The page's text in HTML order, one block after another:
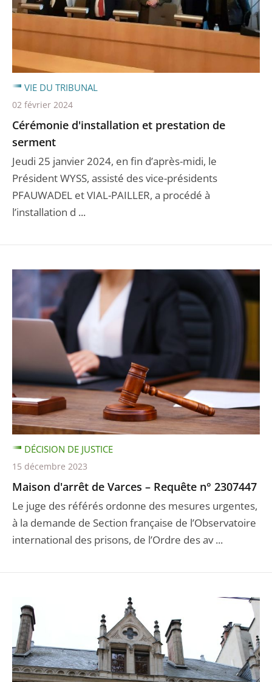
Cérémonie d'installation et prestation de
serment
Jeudi 25 janvier 2024, en fin d’après-midi, le
Président WYSS, assisté des vice-présidents
PFAUWADEL et VIAL-PAILLER, a procédé à
l’installation d ...
VIE DU TRIBUNAL
02 février 2024
Maison d'arrêt de Varces – Requête n° 2307447
Le juge des référés ordonne des mesures urgentes,
à la demande de Section française de l’Observatoire
international des prisons, de l’Ordre des av ...
DÉCISION DE JUSTICE
15 décembre 2023